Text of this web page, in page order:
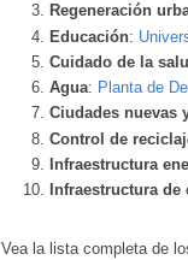
Regeneración
Educación:
Cuidado de la
Agua: Planta de
Ciudades nuevas
Control de
Infraestructura
Infraestructura
Vea lalista completa de